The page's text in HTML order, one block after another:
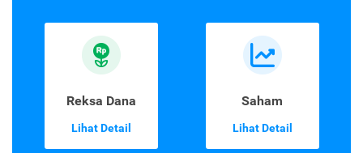
Reksa Dana
Lihat Detail
Saham
Lihat Detail